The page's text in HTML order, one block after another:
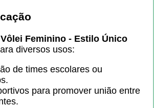
Feminino - Estilo Único
diversos usos:
de times escolares ou
para promover união entre